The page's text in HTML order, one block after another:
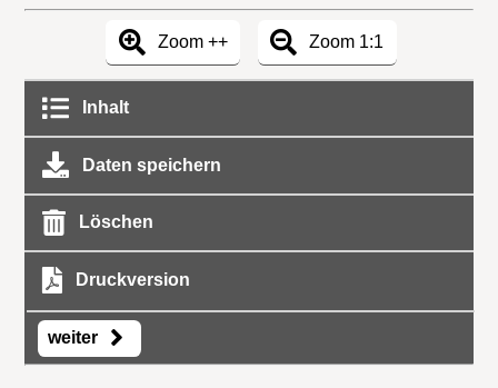
Zoom ++ Zoom 1:1
Inhalt
Daten speichern
Löschen
Druckversion
weiter